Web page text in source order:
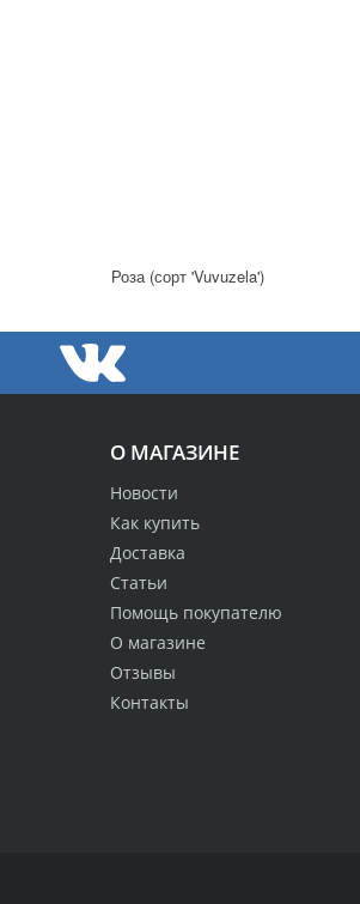
Роза (сорт 'Vuvuzela')
О МАГАЗИНЕ
Новости
Как купить
Доставка
Статьи
Помощь покупателю
О магазине
Отзывы
Контакты